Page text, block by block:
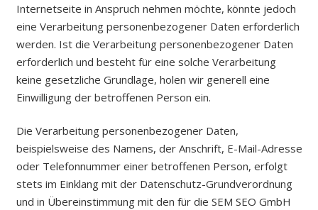
Internetseite in Anspruch nehmen möchte, könnte jedoch
eine Verarbeitung personenbezogener Daten erforderlich
werden. Ist die Verarbeitung personenbezogener Daten
erforderlich und besteht für eine solche Verarbeitung
keine gesetzliche Grundlage, holen wir generell eine
Einwilligung der betroffenen Person ein.
Die Verarbeitung personenbezogener Daten,
beispielsweise des Namens, der Anschrift, E-Mail-Adresse
oder Telefonnummer einer betroffenen Person, erfolgt
stets im Einklang mit der Datenschutz-Grundverordnung
und in Übereinstimmung mit den für die SEM SEO GmbH